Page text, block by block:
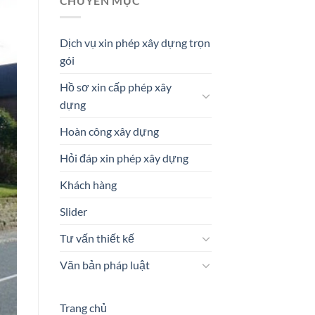
Dịch vụ xin phép xây dựng trọn
gói
Hồ sơ xin cấp phép xây
dựng
Hoàn công xây dựng
Hỏi đáp xin phép xây dựng
Khách hàng
Slider
Tư vấn thiết kế
Văn bản pháp luật
Trang chủ